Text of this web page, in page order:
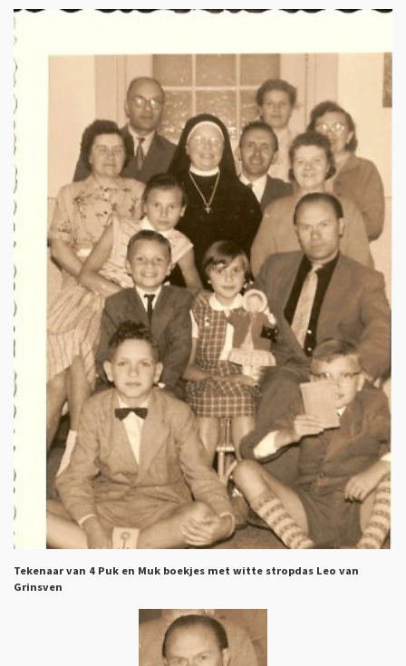
Tekenaar van 4 Puk en Muk boekjes met witte stropdas Leo van
Grinsven